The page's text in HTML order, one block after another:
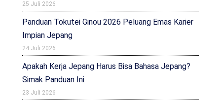
25 Juli 2026
Panduan Tokutei Ginou 2026 Peluang Emas Karier
Impian Jepang
24 Juli 2026
Apakah Kerja Jepang Harus Bisa Bahasa Jepang?
Simak Panduan Ini
23 Juli 2026